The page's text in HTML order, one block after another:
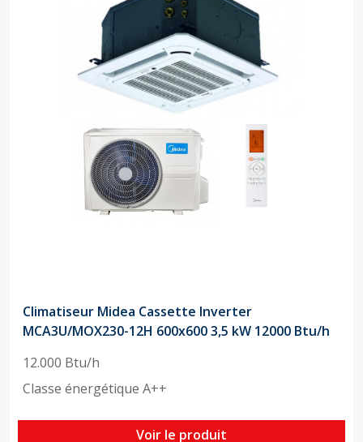
Climatiseur Midea Cassette Inverter
MCA3U/MOX230-12H 600x600 3,5 kW 12000 Btu/h
12.000 Btu/h
Classe énergétique A++
Voir le produit